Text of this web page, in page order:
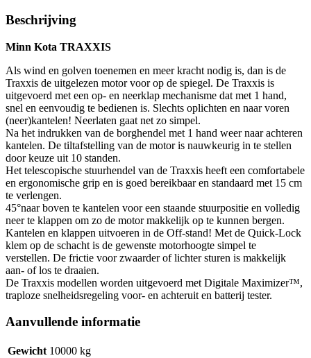
Beschrijving
Minn Kota TRAXXIS
Als wind en golven toenemen en meer kracht nodig is, dan is de
Traxxis de uitgelezen motor voor op de spiegel. De Traxxis is
uitgevoerd met een op‐ en neerklap mechanisme dat met 1 hand,
snel en eenvoudig te bedienen is. Slechts oplichten en naar voren
(neer)kantelen! Neerlaten gaat net zo simpel.
Na het indrukken van de borghendel met 1 hand weer naar achteren
kantelen. De tiltafstelling van de motor is nauwkeurig in te stellen
door keuze uit 10 standen.
Het telescopische stuurhendel van de Traxxis heeft een comfortabele
en ergonomische grip en is goed bereikbaar en standaard met 15 cm
te verlengen.
45°naar boven te kantelen voor een staande stuurpositie en volledig
neer te klappen om zo de motor makkelijk op te kunnen bergen.
Kantelen en klappen uitvoeren in de Off‐stand! Met de Quick‐Lock
klem op de schacht is de gewenste motorhoogte simpel te
verstellen. De frictie voor zwaarder of lichter sturen is makkelijk
aan‐ of los te draaien.
De Traxxis modellen worden uitgevoerd met Digitale Maximizer™,
traploze snelheidsregeling voor‐ en achteruit en batterij tester.
Aanvullende informatie
Gewicht 10000 kg